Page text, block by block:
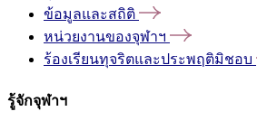
ข้อมูลและสถิติ
หน่วยงานของจุฬาฯ
ร้องเรียนทุจริตและประพฤติมิชอบ
รู้จักจุฬาฯ